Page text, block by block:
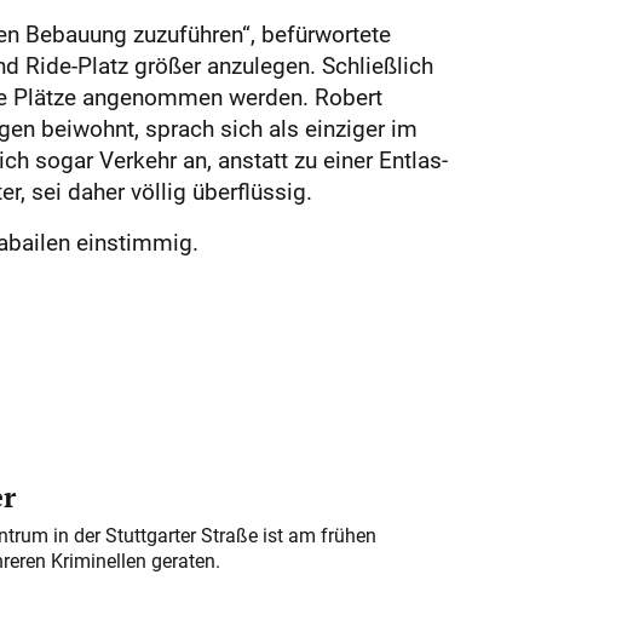
Bebauung zuzuführen“, befürwortete
Ride-Platz größer anzulegen. Schließlich
angenommen werden. Robert
beiwohnt, sprach sich als einziger im
sogar Verkehr an, anstatt zu einer Entlas­
sei daher völlig überflüssig.
einstimmig.
in der Stuttgarter Straße ist am frühen
Kriminellen geraten.